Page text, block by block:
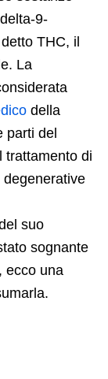
9-
THC, il
La
della
parti del
trattamento di
suo
sognante
ecco una